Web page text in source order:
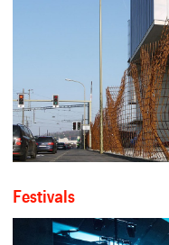
Festivals